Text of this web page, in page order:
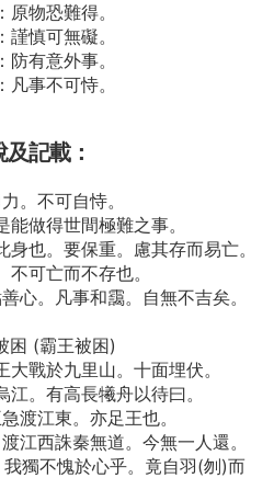
原物恐難得。
謹慎可無礙。
防有意外事。
凡事不可恃。
記載：
。不可自恃。
做得世間極難之事。
也。要保重。慮其存而易亡。
不可亡而不存也。
心。凡事和靄。自無不吉矣。
困 (霸王被困)
戰於九里山。十面埋伏。
。有高長犧舟以待曰。
渡江東。亦足王也。
江西誅秦無道。今無一人還。
獨不愧於心乎。竟自羽(刎)而